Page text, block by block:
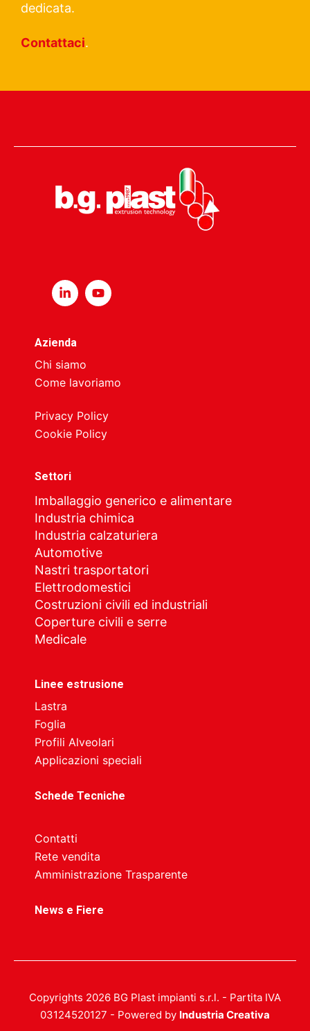
dedicata.
Contattaci.
Azienda
Chi siamo
Come lavoriamo
Privacy Policy
Cookie Policy
Settori
Imballaggio generico e alimentare
Industria chimica
Industria calzaturiera
Automotive
Nastri trasportatori
Elettrodomestici
Costruzioni civili ed industriali
Coperture civili e serre
Medicale
Linee estrusione
Lastra
Foglia
Profili Alveolari
Applicazioni speciali
Schede Tecniche
Contatti
Rete vendita
Amministrazione Trasparente
News e Fiere
Copyrights 2026 BG Plast impianti s.r.l. - Partita IVA
03124520127 - Powered by Industria Creativa